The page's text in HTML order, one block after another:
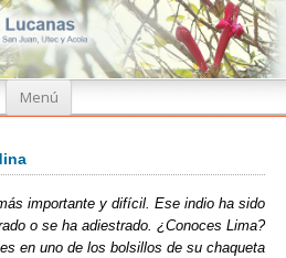
Menú
Ir
importante y difícil. Ese indio ha sido
o se ha adiestrado. ¿Conoces Lima?
en uno de los bolsillos de su chaqueta